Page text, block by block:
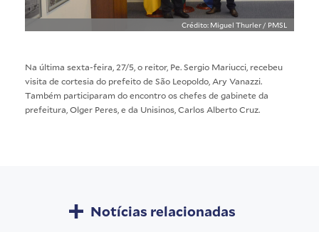
Crédito: Miguel Thurler / PMSL
Na última sexta-feira, 27/5, o reitor, Pe. Sergio Mariucci, recebeu
visita de cortesia do prefeito de São Leopoldo, Ary Vanazzi.
Também participaram do encontro os chefes de gabinete da
prefeitura, Olger Peres, e da Unisinos, Carlos Alberto Cruz.
Notícias relacionadas